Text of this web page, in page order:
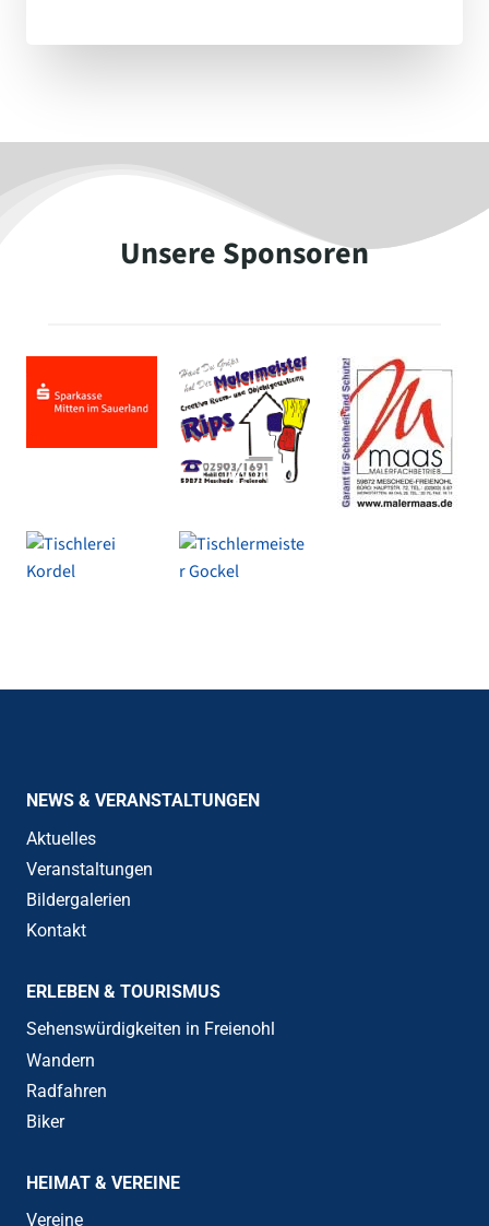
Unsere Sponsoren
NEWS & VERANSTALTUNGEN
Aktuelles
Veranstaltungen
Bildergalerien
Kontakt
ERLEBEN & TOURISMUS
Sehenswürdigkeiten in Freienohl
Wandern
Radfahren
Biker
HEIMAT & VEREINE
Vereine